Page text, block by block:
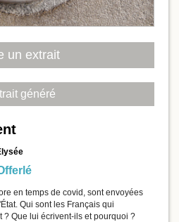
un extrait
généré
en temps de covid, sont envoyées
Qui sont les Français qui
? Que lui écrivent-ils et pourquoi ?